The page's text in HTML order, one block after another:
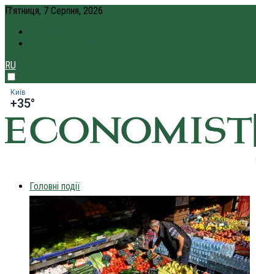
П’ятниця, 7 Серпня, 2026
RU
Київ
+35°
Головні події